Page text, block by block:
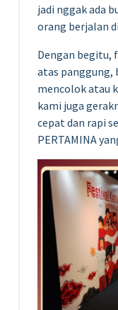
jadi nggak ada
orang berjalan
Dengan begitu,
atas panggung,
mencolok atau
kami juga
cepat dan rapi
PERTAMINA